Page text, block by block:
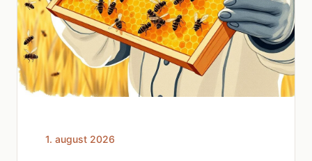
1. august 2026